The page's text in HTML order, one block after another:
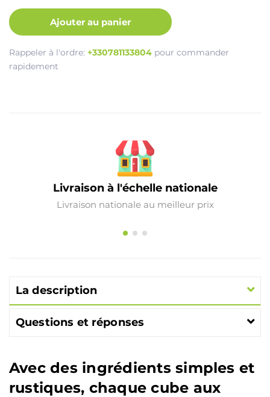
Ajouter au panier
Rappeler à l'ordre: +330781133804 pour commander
rapidement
Livraison à l'échelle nationale
Livraison nationale au meilleur prix
La description
Questions et réponses
Avec des ingrédients simples et
rustiques, chaque cube aux